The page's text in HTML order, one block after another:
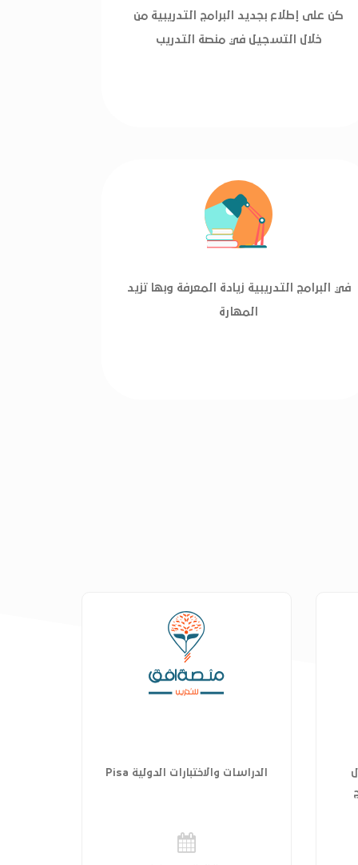
كن على إطلاع بجديد البرامج التدريبية من
خلال التسجيل في منصة التدريب
في البرامج التدريبية زيادة المعرفة وبها تزيد
المهارة
الدراسات والاختبارات الدولية Pisa